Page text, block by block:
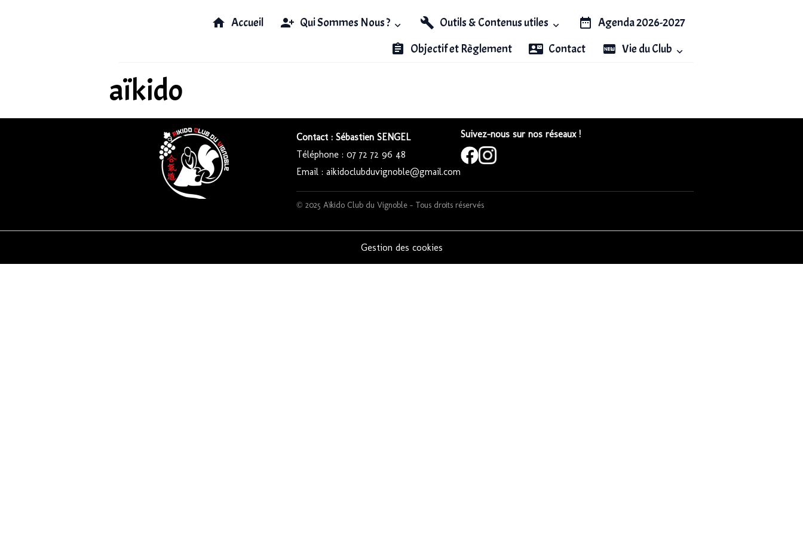
Accueil Qui Sommes Nous ? Outils & Contenus utiles
Agenda 2026-2027
Objectif et Règlement
Contact Vie du Club
aïkido
Contact : Sébastien SENGEL
Téléphone : 07 72 72 96 48
Email : aikidoclubduvignoble@gmail.com
Suivez-nous sur nos réseaux !
© 2025 Aïkido Club du Vignoble – Tous droits réservés
Gestion des cookies